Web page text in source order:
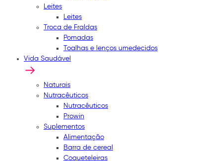
Leites
Leites
Troca de Fraldas
Pomadas
Toalhas e lenços umedecidos
Vida Saudável
Naturais
Nutracêuticos
Nutracêuticos
Prowin
Suplementos
Alimentação
Barra de cereal
Coqueteleiras